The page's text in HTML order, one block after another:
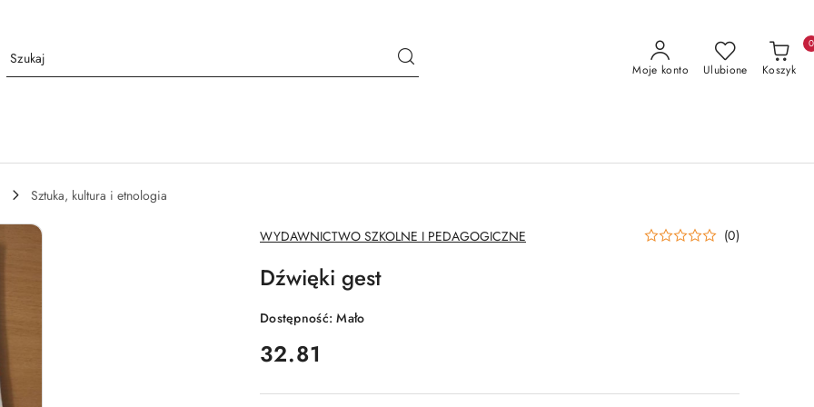
Moje konto Ulubione Koszyk
0
Sztuka, kultura i etnologia
NAZWA
PRODUCENTA:
WYDAWNICTWO SZKOLNE I PEDAGOGICZNE (0)
Dźwięki gest
Dostępność:Mało
cena:
32.81